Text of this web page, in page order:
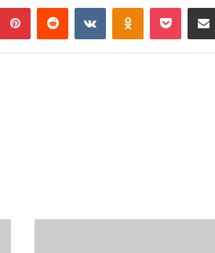
PinterestReddit VKontakteOdnoklassniki
Pocket